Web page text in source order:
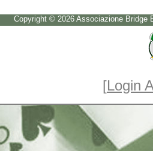
Copyright © 2026 Associazione Bridge
[Login